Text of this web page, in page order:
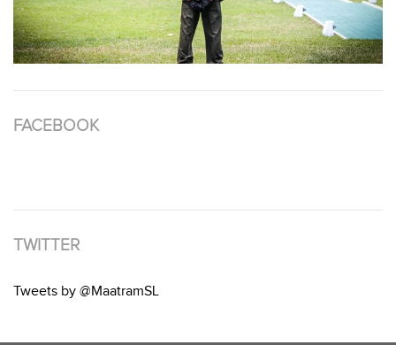
FACEBOOK
TWITTER
Tweets by @MaatramSL